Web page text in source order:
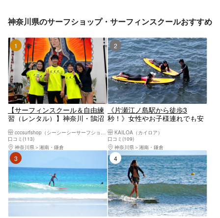
神奈川県のサーフショップ・サーフィンスクールおすすめ
1位
【サーフィンスクール＆自由練
習（レンタル）】神奈川・鵠沼
cccsurfshop（シーシーシーサーフショップ）
口コミ(113)
神奈川県
湘南・鎌倉
2位
《片瀬江ノ島駅から徒歩3
秒！》女性やお子様連れでも安
ン体験！（2時間～2時間半）＜
神奈川・湘南・藤沢＞
KAILOA（カイロア）
口コミ(109)
神奈川県
湘南・鎌倉
4位